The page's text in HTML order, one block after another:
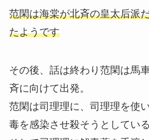
范閑は海棠が北斉の皇太后派
たようです
その後、話は終わり范閑は馬
斉に向けて出発。
范閑は司理理に、司理理を使
毒を感染させ殺そうとしてい